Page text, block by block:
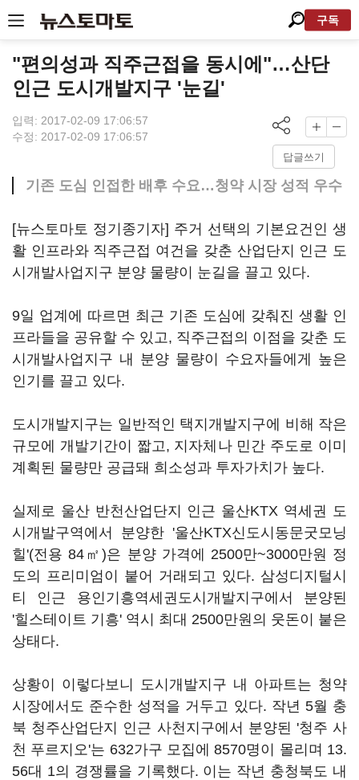
구독
"편의성과 직주근접을 동시에"…산단
인근 도시개발지구 '눈길'
입력: 2017-02-09 17:06:57
수정: 2017-02-09 17:06:57
답글쓰기
기존 도심 인접한 배후 수요…청약 시장 성적 우수
[뉴스토마토 정기종기자] 주거 선택의 기본요건인 생
활 인프라와 직주근접 여건을 갖춘 산업단지 인근 도
시개발사업지구 분양 물량이 눈길을 끌고 있다.
9일 업계에 따르면 최근 기존 도심에 갖춰진 생활 인
프라들을 공유할 수 있고, 직주근접의 이점을 갖춘 도
시개발사업지구 내 분양 물량이 수요자들에게 높은
인기를 끌고 있다.
도시개발지구는 일반적인 택지개발지구에 비해 작은
규모에 개발기간이 짧고, 지자체나 민간 주도로 이미
계획된 물량만 공급돼 희소성과 투자가치가 높다.
실제로 울산 반천산업단지 인근 울산KTX 역세권 도
시개발구역에서 분양한 '울산KTX신도시동문굿모닝
힐'(전용 84㎡)은 분양 가격에 2500만~3000만원 정
도의 프리미엄이 붙어 거래되고 있다. 삼성디지털시
티 인근 용인기흥역세권도시개발지구에서 분양된
'힐스테이트 기흥' 역시 최대 2500만원의 웃돈이 붙은
상태다.
상황이 이렇다보니 도시개발지구 내 아파트는 청약
시장에서도 준수한 성적을 거두고 있다. 작년 5월 충
북 청주산업단지 인근 사천지구에서 분양된 '청주 사
천 푸르지오'는 632가구 모집에 8570명이 몰리며 13.
56대 1의 경쟁률을 기록했다. 이는 작년 충청북도 내